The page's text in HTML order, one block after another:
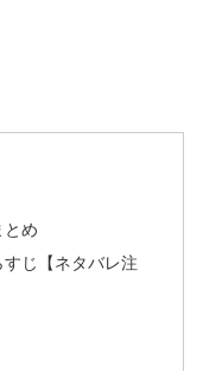
とめ
じ【ネタバレ注